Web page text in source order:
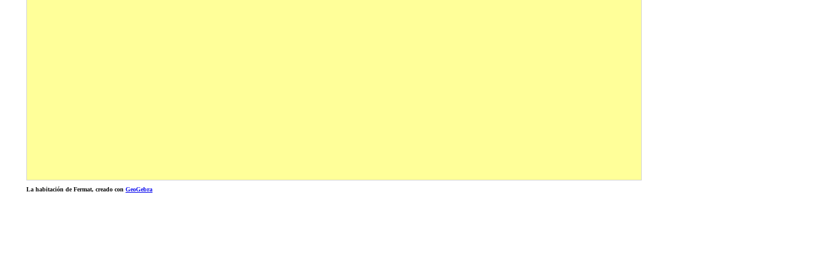
La habitación de Fermat, creado con GeoGebra